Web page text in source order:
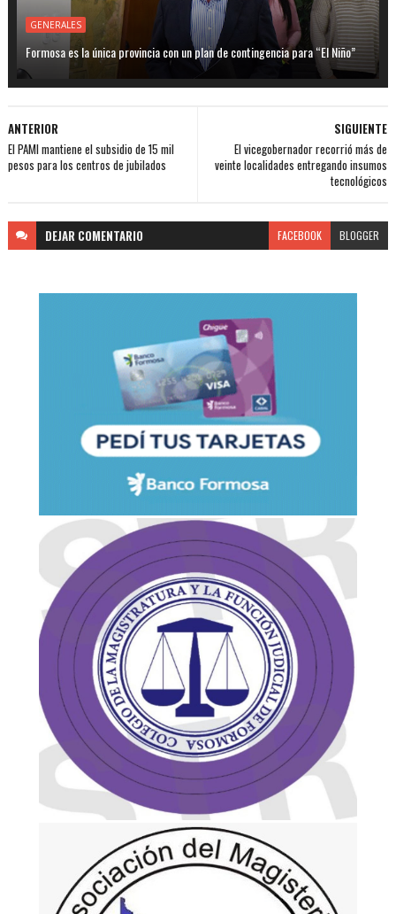
GENERALES
Formosa es la única provincia con un plan de contingencia para “El Niño”
SIGUIENTE
El vicegobernador recorrió más de
veinte localidades entregando insumos
tecnológicos
ANTERIOR
El PAMI mantiene el subsidio de 15 mil
pesos para los centros de jubilados
DEJAR COMENTARIO FACEBOOK BLOGGER